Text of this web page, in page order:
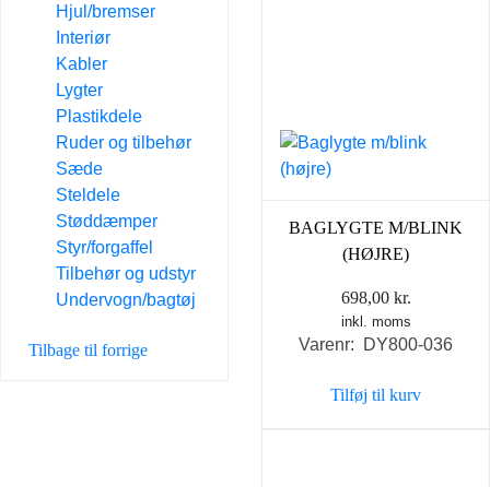
Hjul/bremser
Interiør
Kabler
Lygter
Plastikdele
Ruder og tilbehør
Sæde
Steldele
Støddæmper
Styr/forgaffel
Tilbehør og udstyr
Undervogn/bagtøj
Tilbage til forrige
BAGLYGTE M/BLINK
(HØJRE)
698,00 kr.
inkl. moms
Varenr: DY800-036
Tilføj til kurv